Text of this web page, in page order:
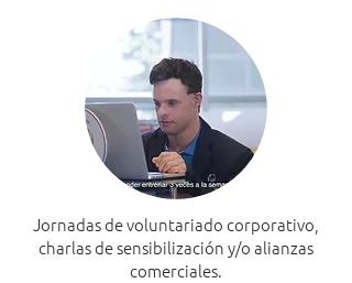
Jornadas de voluntariado corporativo,
charlas de sensibilización y/o alianzas
comerciales.